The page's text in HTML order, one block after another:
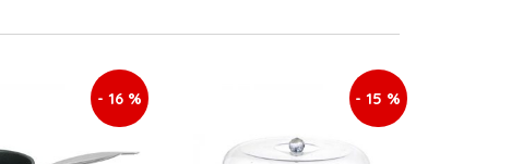
- 16 % - 15 %